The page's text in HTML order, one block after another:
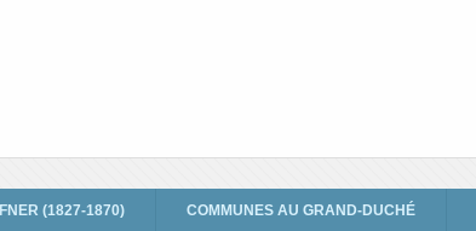
(1827-1870) COMMUNES AU GRAND-DUCHÉ